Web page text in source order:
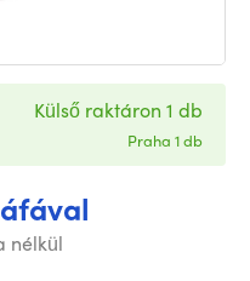
nélkül
Külső raktáron 1 db
Praha 1 db